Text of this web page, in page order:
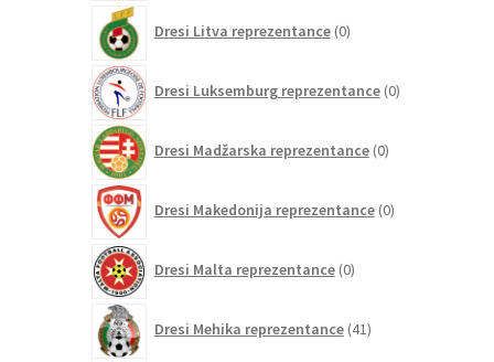
Dresi Litva reprezentance 0izdelkov
Dresi Luksemburg reprezentance 0izdelkov
Dresi Madžarska reprezentance 0izdelkov
Dresi Makedonija reprezentance 0izdelkov
Dresi Malta reprezentance 0izdelkov
Dresi Mehika reprezentance 41izdelkov